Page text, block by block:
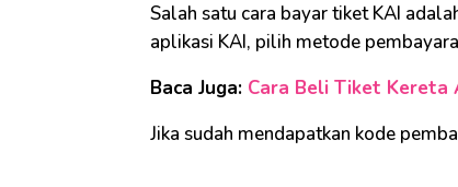
Salah satu cara bayar tiket KAI
aplikasi KAI, pilih metode
Baca Juga: Cara Beli Tiket Kereta
Jika sudah mendapatkan kode